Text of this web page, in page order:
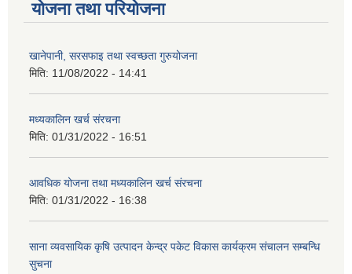
योजना तथा परियोजना
खानेपानी, सरसफाइ तथा स्वच्छता गुरुयोजना
मिति: 11/08/2022 - 14:41
मध्यकालिन खर्च संरचना
मिति: 01/31/2022 - 16:51
आवधिक योजना तथा मध्यकालिन खर्च संरचना
मिति: 01/31/2022 - 16:38
साना व्यवसायिक कृषि उत्पादन केन्द्र पकेट विकास कार्यक्रम संचालन सम्बन्धि
सुचना